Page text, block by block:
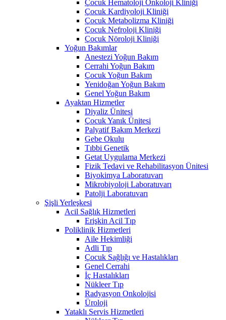
Çocuk Hematoloji Onkoloji Kliniği
Çocuk Kardiyoloji Kliniği
Çocuk Metabolizma Kliniği
Çocuk Nefroloji Kliniği
Çocuk Nöroloji Kliniği
Yoğun Bakımlar
Anestezi Yoğun Bakım
Cerrahi Yoğun Bakım
Çocuk Yoğun Bakım
Yenidoğan Yoğun Bakım
Genel Yoğun Bakım
Ayaktan Hizmetler
Diyaliz Ünitesi
Çocuk Yanık Ünitesi
Palyatif Bakım Merkezi
Gebe Okulu
Tıbbi Genetik
Getat Uygulama Merkezi
Fizik Tedavi ve Rehabilitasyon Ünitesi
Biyokimya Laboratuvarı
Mikrobiyoloji Laboratuvarı
Patolji Laboratuvarı
Şişli Yerleşkesi
Acil Sağlık Hizmetleri
Erişkin Acil Tıp
Poliklinik Hizmetleri
Aile Hekimliği
Adli Tıp
Çocuk Sağlığı ve Hastalıkları
Genel Cerrahi
İç Hastalıkları
Nükleer Tıp
Radyasyon Onkolojisi
Üroloji
Yataklı Servis Hizmetleri